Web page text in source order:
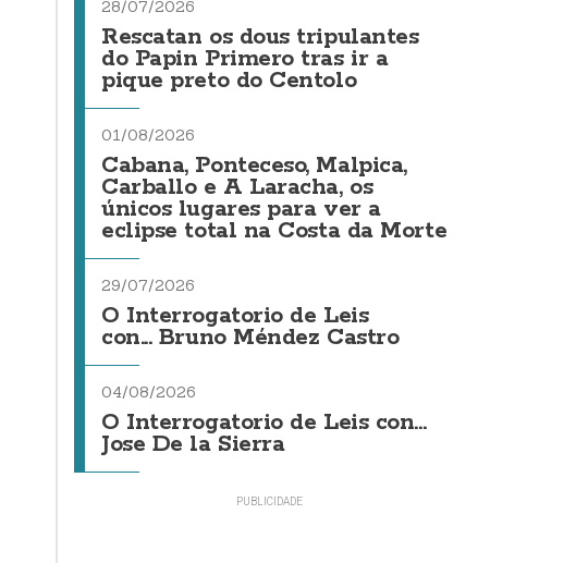
28/07/2026
Rescatan os dous tripulantes
do Papin Primero tras ir a
pique preto do Centolo
01/08/2026
Cabana, Ponteceso, Malpica,
Carballo e A Laracha, os
únicos lugares para ver a
eclipse total na Costa da Morte
29/07/2026
O Interrogatorio de Leis
con... Bruno Méndez Castro
04/08/2026
O Interrogatorio de Leis con...
Jose De la Sierra